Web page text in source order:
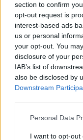
section to confirm
opt-out request is
interest-based ads
us or personal
your opt-out. You
disclosure of your
IAB’s list of
also be disclosed by
Downstream
Please note that this
not limited to your
Personal Data
I want to opt-